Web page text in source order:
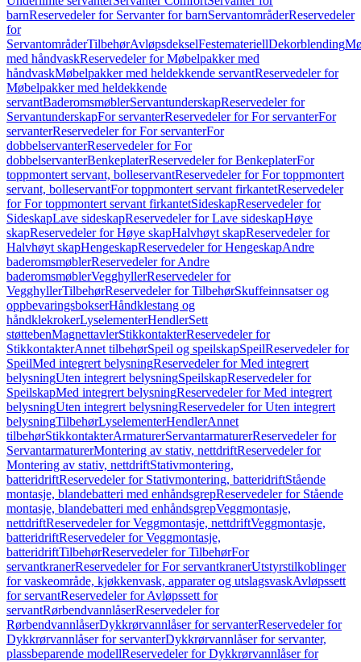
barnReservedeler for Servanter for barnServantområderReservedeler
for
ServantområderTilbehørAvløpsdekselFestemateriellDekorblending
med håndvaskReservedeler for Møbelpakker med
håndvaskMøbelpakker med heldekkende servantReservedeler for
Møbelpakker med heldekkende
servantBaderomsmøblerServantunderskapReservedeler for
ServantunderskapFor servanterReservedeler for For servanterFor
servanterReservedeler for For servanterFor
dobbelservanterReservedeler for For
dobbelservanterBenkeplaterReservedeler for BenkeplaterFor
toppmontert servant, bolleservantReservedeler for For toppmontert
servant, bolleservantFor toppmontert servant firkantetReservedeler
for For toppmontert servant firkantetSideskapReservedeler for
SideskapLave sideskapReservedeler for Lave sideskapHøye
skapReservedeler for Høye skapHalvhøyt skapReservedeler for
Halvhøyt skapHengeskapReservedeler for HengeskapAndre
baderomsmøblerReservedeler for Andre
baderomsmøblerVegghyllerReservedeler for
VegghyllerTilbehørReservedeler for TilbehørSkuffeinnsatser og
oppbevaringsbokserHåndklestang og
håndklekrokerLyselementerHendlerSett
støttebenMagnettavlerStikkontakterReservedeler for
StikkontakterAnnet tilbehørSpeil og speilskapSpeilReservedeler for
SpeilMed integrert belysningReservedeler for Med integrert
belysningUten integrert belysningSpeilskapReservedeler for
SpeilskapMed integrert belysningReservedeler for Med integrert
belysningUten integrert belysningReservedeler for Uten integrert
belysningTilbehørLyselementerHendlerAnnet
tilbehørStikkontakterArmaturerServantarmaturerReservedeler for
ServantarmaturerMontering av stativ, nettdriftReservedeler for
Montering av stativ, nettdriftStativmontering,
batteridriftReservedeler for Stativmontering, batteridriftStående
montasje, blandebatteri med enhåndsgrepReservedeler for Stående
montasje, blandebatteri med enhåndsgrepVeggmontasje,
nettdriftReservedeler for Veggmontasje, nettdriftVeggmontasje,
batteridriftReservedeler for Veggmontasje,
batteridriftTilbehørReservedeler for TilbehørFor
servantkranerReservedeler for For servantkranerUtstyrstilkoblinger
for vaskeområde, kjøkkenvask, apparater og utslagsvaskAvløpssett
for servantReservedeler for Avløpssett for
servantRørbendvannlåserReservedeler for
RørbendvannlåserDykkrørvannlåser for servanterReservedeler for
Dykkrørvannlåser for servanterDykkrørvannlåser for servanter,
plassbeparende modellReservedeler for Dykkrørvannlåser for